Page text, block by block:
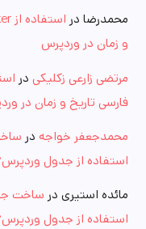
محمدرضا در
و زمان در وردپرس
مرتضی زارعی زکلیکی در
فارسی تاریخ و زمان در
محمدجعفر خواجه در
استفاده از جدول
مائده استیری در ساخت
استفاده از جدول